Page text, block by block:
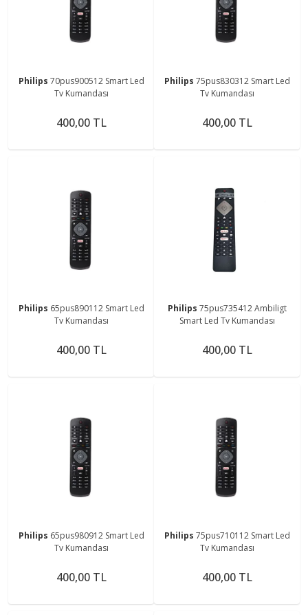
Philips 70pus900512 Smart Led
Tv Kumandası
400,00 TL
Philips 75pus830312 Smart Led
Tv Kumandası
400,00 TL
Philips 65pus890112 Smart Led
Tv Kumandası
400,00 TL
Philips 75pus735412 Ambiligt
Smart Led Tv Kumandası
400,00 TL
Philips 65pus980912 Smart Led
Tv Kumandası
400,00 TL
Philips 75pus710112 Smart Led
Tv Kumandası
400,00 TL